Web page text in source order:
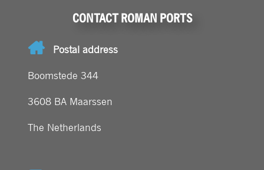
CONTACT ROMAN PORTS
Postal address
Boomstede 344
3608 BA Maarssen
The Netherlands